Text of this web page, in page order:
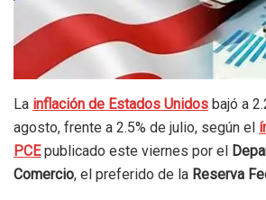
La inflación de Estados Unidos bajó a
agosto, frente a 2.5% de julio, según el
PCE publicado este viernes por el
Comercio, el preferido de la Reserva